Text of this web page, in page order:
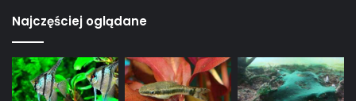
Najczęściej oglądane